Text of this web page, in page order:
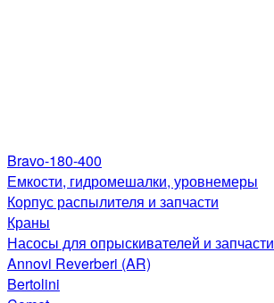
Bravo-180-400
Емкости, гидромешалки, уровнемеры
Корпус распылителя и запчасти
Краны
Насосы для опрыскивателей и запчасти
Annovi Reverberi (AR)
Bertolini